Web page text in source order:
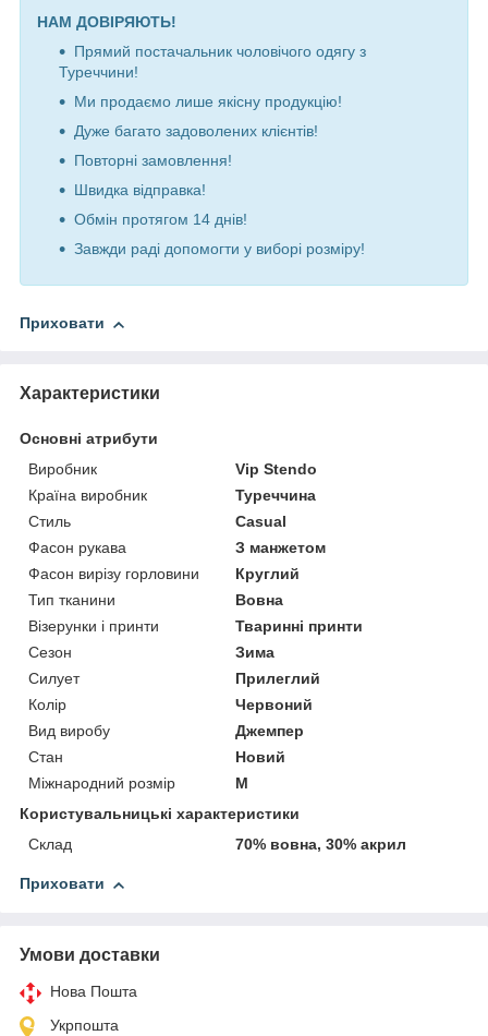
НАМ ДОВІРЯЮТЬ!
Прямий постачальник чоловічого одягу з
Туреччини!
Ми продаємо лише якісну продукцію!
Дуже багато задоволених клієнтів!
Повторні замовлення!
Швидка відправка!
Обмін протягом 14 днів!
Завжди раді допомогти у виборі розміру!
Приховати
Характеристики
Основні атрибути
Виробник
Vip Stendo
Країна виробник
Туреччина
Стиль
Casual
Фасон рукава
З манжетом
Фасон вирізу горловини
Круглий
Тип тканини
Вовна
Візерунки і принти
Тваринні принти
Сезон
Зима
Силует
Прилеглий
Колір
Червоний
Вид виробу
Джемпер
Стан
Новий
Міжнародний розмір
M
Користувальницькі характеристики
Склад
70% вовна, 30% акрил
Приховати
Умови доставки
Нова Пошта
Укрпошта